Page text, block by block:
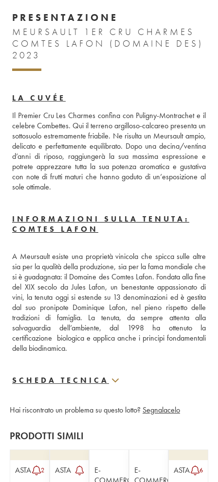
PRESENTAZIONE
MEURSAULT 1ER CRU CHARMES
COMTES LAFON (DOMAINE DES)
2023
LA CUVÉE
Il Premier Cru Les Charmes confina con Puligny-Montrachet e il
celebre Combettes. Qui il terreno argilloso-calcareo presenta un
sottosuolo estremamente friabile. Ne risulta un Meursault ampio,
delicato e perfettamente equilibrato. Dopo una decina/ventina
d’anni di riposo, raggiungerà la sua massima espressione e
potrete apprezzare tutta la sua potenza aromatica e gustativa
con note di frutti maturi che hanno goduto di un’esposizione al
sole ottimale.
INFORMAZIONI SULLA TENUTA:
COMTES LAFON
A Meursault esiste una proprietà vinicola che spicca sulle altre
sia per la qualità della produzione, sia per la fama mondiale che
si è guadagnata: il Domaine des Comtes Lafon. Fondata alla fine
del XIX secolo da Jules Lafon, un benestante appassionato di
vini, la tenuta oggi si estende su 13 denominazioni ed è gestita
dal suo pronipote Dominique Lafon, nel pieno rispetto delle
tradizioni di famiglia. La tenuta, da sempre attenta alla
salvaguardia dell’ambiente, dal 1998 ha ottenuto la
certificazione  biologica e applica anche i principi fondamentali
della biodinamica.
SCHEDA TECNICA
Hai riscontrato un problema su questo lotto? Segnalacelo
PRODOTTI SIMILI
ASTA 2 ASTA
E-
E-
ASTA 6